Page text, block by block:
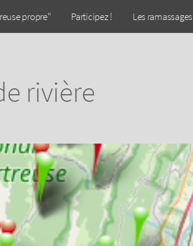
propre" Participez ! Les ramassages
rivière